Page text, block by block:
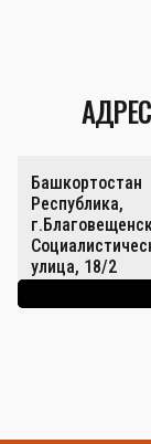
Башкортостан
Республика,
улица, 18/2